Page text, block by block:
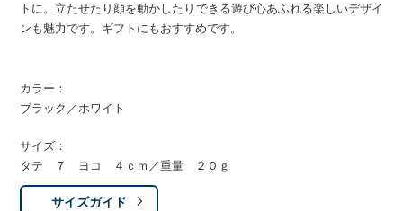
トに。立たせたり顔を動かしたりできる遊び心あふれる楽しいデザイ
ンも魅力です。ギフトにもおすすめです。
カラー：
ブラック／ホワイト
サイズ：
タテ ７ ヨコ ４ｃｍ／重量 ２０ｇ
サイズガイド